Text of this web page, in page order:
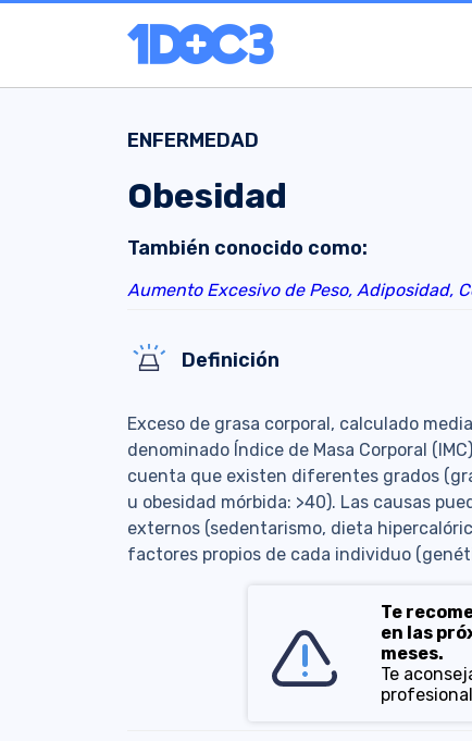
ENFERMEDAD
Obesidad
También conocido como:
Aumento Excesivo de Peso, Adiposidad,
Definición
Exceso de grasa corporal, calculado
denominado Índice de Masa Corporal
cuenta que existen diferentes grados
u obesidad mórbida: >40). Las causas
externos (sedentarismo, dieta
factores propios de cada individuo
Te
en las
meses.
Te